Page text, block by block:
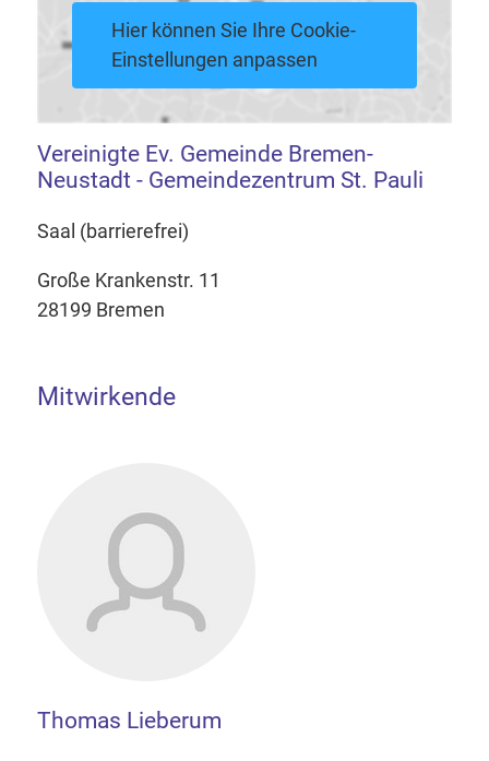
Hier können Sie Ihre Cookie-
Einstellungen anpassen
Vereinigte Ev. Gemeinde Bremen-
Neustadt - Gemeindezentrum St. Pauli
Saal (barrierefrei)
Große Krankenstr. 11
28199 Bremen
Mitwirkende
Thomas Lieberum